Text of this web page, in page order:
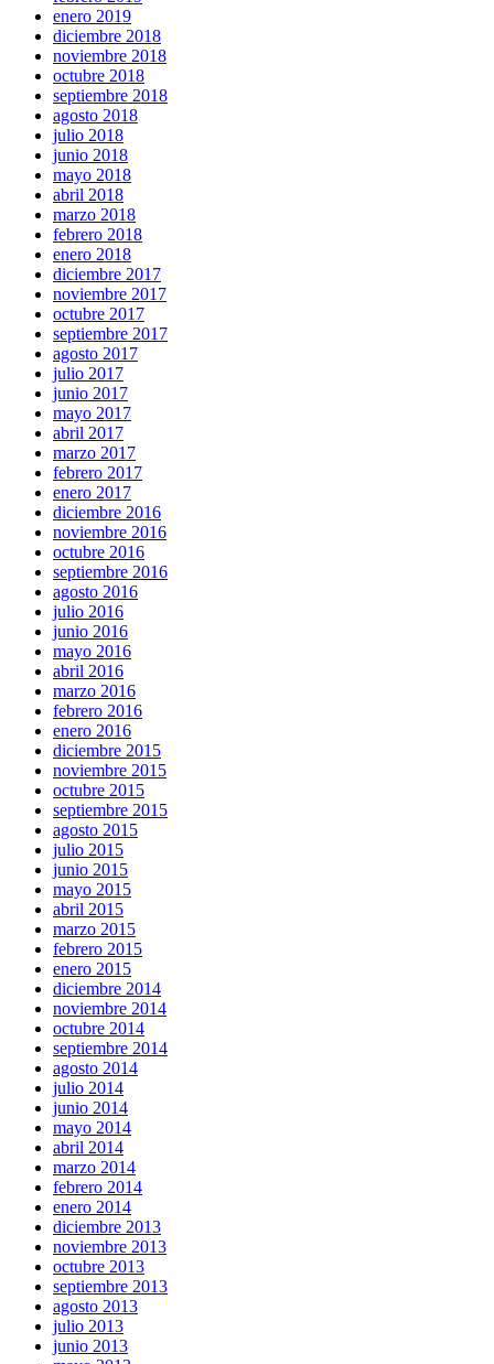
enero 2019
diciembre 2018
noviembre 2018
octubre 2018
septiembre 2018
agosto 2018
julio 2018
junio 2018
mayo 2018
abril 2018
marzo 2018
febrero 2018
enero 2018
diciembre 2017
noviembre 2017
octubre 2017
septiembre 2017
agosto 2017
julio 2017
junio 2017
mayo 2017
abril 2017
marzo 2017
febrero 2017
enero 2017
diciembre 2016
noviembre 2016
octubre 2016
septiembre 2016
agosto 2016
julio 2016
junio 2016
mayo 2016
abril 2016
marzo 2016
febrero 2016
enero 2016
diciembre 2015
noviembre 2015
octubre 2015
septiembre 2015
agosto 2015
julio 2015
junio 2015
mayo 2015
abril 2015
marzo 2015
febrero 2015
enero 2015
diciembre 2014
noviembre 2014
octubre 2014
septiembre 2014
agosto 2014
julio 2014
junio 2014
mayo 2014
abril 2014
marzo 2014
febrero 2014
enero 2014
diciembre 2013
noviembre 2013
octubre 2013
septiembre 2013
agosto 2013
julio 2013
junio 2013